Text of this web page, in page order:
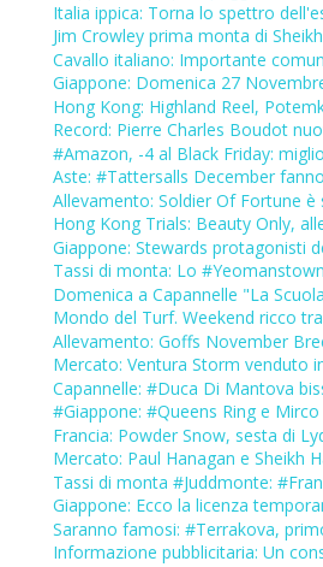
Italia ippica: Torna lo spettro
Jim Crowley prima monta di
Cavallo italiano: Importante
Giappone: Domenica 27
Hong Kong: Highland Reel,
Record: Pierre Charles Boudot
#Amazon, -4 al Black Friday:
Aste: #Tattersalls December
Allevamento: Soldier Of Fortune è
Hong Kong Trials: Beauty Only,
Giappone: Stewards protagonisti
Tassi di monta: Lo
Domenica a Capannelle "La
Mondo del Turf. Weekend ricco
Allevamento: Goffs November
Mercato: Ventura Storm venduto
Capannelle: #Duca Di Mantova
#Giappone: #Queens Ring e
Francia: Powder Snow, sesta di
Mercato: Paul Hanagan e Sheikh
Tassi di monta #Juddmonte:
Giappone: Ecco la licenza
Saranno famosi: #Terrakova,
Informazione pubblicitaria: Un